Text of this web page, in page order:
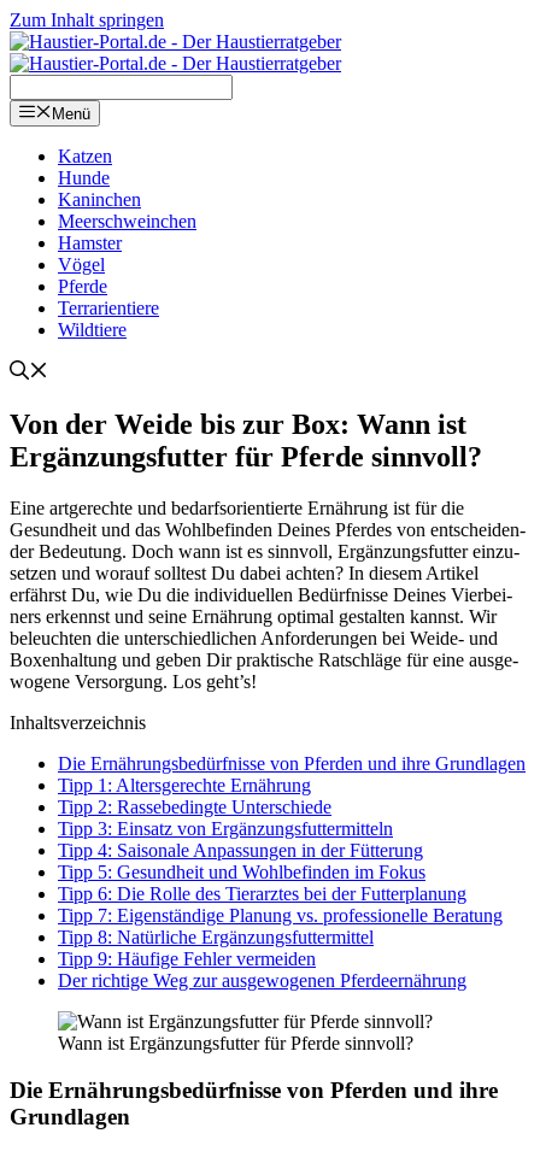
Zum Inhalt springen
Menü
Kat­zen
Hun­de
Kanin­chen
Meer­schwein­chen
Hams­ter
Vögel
Pfer­de
Ter­ra­ri­en­tie­re
Wild­tie­re
Von der Wei­de bis zur Box: Wann ist
Ergän­zungs­fut­ter für Pfer­de sinn­voll?
Eine art­ge­rech­te und bedarfs­ori­en­tier­te Ernäh­rung ist für die
Gesund­heit und das Wohl­be­fin­den Dei­nes Pfer­des von ent­schei­den­
der Bedeu­tung. Doch wann ist es sinn­voll, Ergän­zungs­fut­ter ein­zu­
set­zen und wor­auf soll­test Du dabei ach­ten? In die­sem Arti­kel
erfährst Du, wie Du die indi­vi­du­el­len Bedürf­nis­se Dei­nes Vier­bei­
ners erkennst und sei­ne Ernäh­rung opti­mal gestal­ten kannst. Wir
beleuch­ten die unter­schied­li­chen Anfor­de­run­gen bei Wei­de- und
Boxen­hal­tung und geben Dir prak­ti­sche Rat­schlä­ge für eine aus­ge­
wo­ge­ne Ver­sor­gung. Los geht’s!
Inhalts­ver­zeich­nis
Die Ernäh­rungs­be­dürf­nis­se von Pfer­den und ihre Grund­la­gen
Tipp 1: Alters­ge­rech­te Ernäh­rung
Tipp 2: Ras­se­be­ding­te Unter­schie­de
Tipp 3: Ein­satz von Ergän­zungs­fut­ter­mit­teln
Tipp 4: Sai­so­na­le Anpas­sun­gen in der Füt­te­rung
Tipp 5: Gesund­heit und Wohl­be­fin­den im Fokus
Tipp 6: Die Rol­le des Tier­arz­tes bei der Fut­ter­pla­nung
Tipp 7: Eigen­stän­di­ge Pla­nung vs. pro­fes­sio­nel­le Bera­tung
Tipp 8: Natür­li­che Ergän­zungs­fut­ter­mit­tel
Tipp 9: Häu­fi­ge Feh­ler ver­mei­den
Der rich­ti­ge Weg zur aus­ge­wo­ge­nen Pfer­de­er­näh­rung
Wann ist Ergän­zungs­fut­ter für Pfer­de sinn­voll?
Die Ernäh­rungs­be­dürf­nis­se von Pfer­den und ihre
Grund­la­gen